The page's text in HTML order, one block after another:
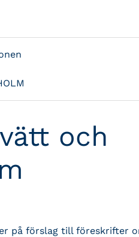
och
på förslag till föreskrifter